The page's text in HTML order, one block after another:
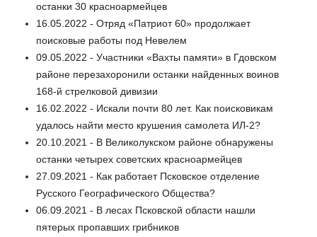
останки 30 красноармейцев
16.05.2022 - Отряд «Патриот 60» продолжает
поисковые работы под Невелем
09.05.2022 - Участники «Вахты памяти» в Гдовском
районе перезахоронили останки найденных воинов
168-й стрелковой дивизии
16.02.2022 - Искали почти 80 лет. Как поисковикам
удалось найти место крушения самолета ИЛ-2?
20.10.2021 - В Великолукском районе обнаружены
останки четырех советских красноармейцев
27.09.2021 - Как работает Псковское отделение
Русского Географического Общества?
06.09.2021 - В лесах Псковской области нашли
пятерых пропавших грибников